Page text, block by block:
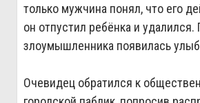
только мужчина понял, что его
он отпустил ребёнка и удалился.
злоумышленника появилась
Очевидец обратился к